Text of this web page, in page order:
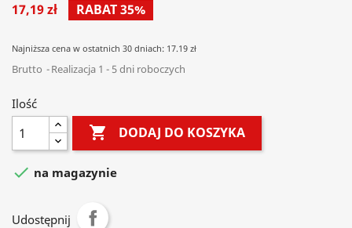
17,19 zł
RABAT 35%
Najniższa cena w ostatnich 30 dniach: 17.19 zł
Brutto Realizacja 1 - 5 dni roboczych
Ilość
 DODAJ DO KOSZYKA
 na magazynie
Udostępnij